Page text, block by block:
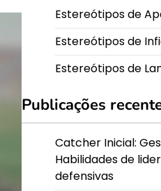
Estereótipos de
Estereótipos de
Estereótipos de
Publicações
Catcher Inicial:
Habilidades de
defensivas